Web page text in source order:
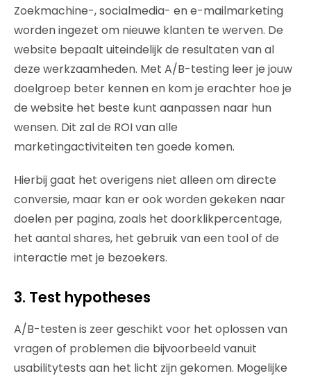
Zoekmachine-, socialmedia- en e-mailmarketing
worden ingezet om nieuwe klanten te werven. De
website bepaalt uiteindelijk de resultaten van al
deze werkzaamheden. Met A/B-testing leer je jouw
doelgroep beter kennen en kom je erachter hoe je
de website het beste kunt aanpassen naar hun
wensen. Dit zal de ROI van alle
marketingactiviteiten ten goede komen.
Hierbij gaat het overigens niet alleen om directe
conversie, maar kan er ook worden gekeken naar
doelen per pagina, zoals het doorklikpercentage,
het aantal shares, het gebruik van een tool of de
interactie met je bezoekers.
3. Test hypotheses
A/B-testen is zeer geschikt voor het oplossen van
vragen of problemen die bijvoorbeeld vanuit
usabilitytests aan het licht zijn gekomen. Mogelijke